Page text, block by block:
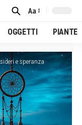
Font
Resizer
Aa
OGGETTI PIANTE
e speranza